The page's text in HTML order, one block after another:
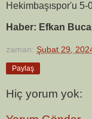
Hekimbaşıspor'u 5-
Haber: Efkan
zaman: Şubat 29,
Paylaş
Hiç yorum yok: